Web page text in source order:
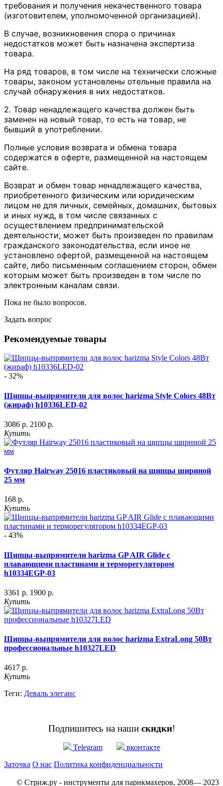
требования и получения некачественного товара
(изготовителем, уполномоченной организацией).
В случае, возникновения спора о причинах
недостатков может быть назначена экспертиза
товара.
На ряд товаров, в том числе на технически сложные
товары, законом установлены отельные правила на
случай обнаружения в них недостатков.
2. Товар ненадлежащего качества должен быть
заменен на новый товар, то есть на товар, не
бывший в употреблении.
Полные условия возврата и обмена товара
содержатся в оферте, размещенной на настоящем
сайте.
Возврат и обмен товар ненадлежащего качества,
приобретенного физическим или юридическим
лицом не для личных, семейных, домашних, бытовых
и иных нужд, в том числе связанных с
осуществлением предпринимательской
деятельности, может быть произведен по правилам
гражданского законодательства, если иное не
установлено офертой, размещенной на настоящем
сайте, либо письменным соглашением сторон, обмен
которым может быть произведен в том числе по
электронным каналам связи.
Пока не было вопросов.
Задать вопрос
Рекомендуемые товары
- 32%
Щипцы-выпрямители для волос harizma Style Colors 48Вт
(жираф) h10336LED-02
3086 р. 2100 р.
Купить
Футляр Hairway 25016 пластиковый на щипцы шириной
25 мм
168 р.
Купить
- 43%
Щипцы-выпрямители harizma GP AIR Glide с
плавающими пластинами и терморегулятором
h10334EGP-03
3361 р. 1900 р.
Купить
Щипцы-выпрямители для волос harizma ExtraLong 50Вт
профессиональные h10327LED
4617 р.
Купить
Теги: Деваль элеганс
Подпишитесь на наши скидки!
Telegram
вконтакте
Заточка О нас Политика конфиденциальности
© Стриж.ру - инструменты для парикмахеров, 2008— 2023